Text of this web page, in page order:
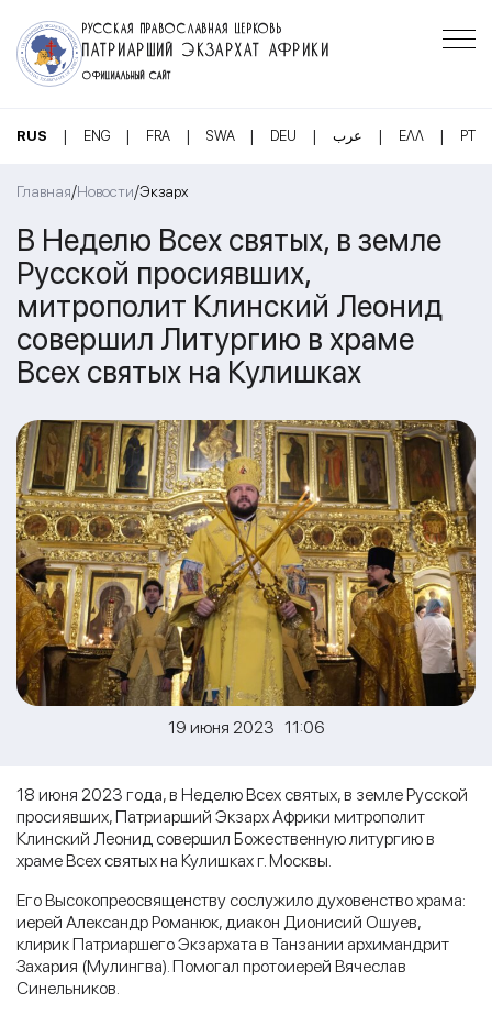
РУССКАЯ ПРАВОСЛАВНАЯ ЦЕРКОВЬ
ПАТРИАРШИЙ ЭКЗАРХАТ АФРИКИ
ОФИЦИАЛЬНЫЙ САЙТ
RUS | ENG | FRA | SWA | DEU | عرب | ΕΛΛ | PT
Главная/Новости/Экзарх
В Неделю Всех святых, в земле
Русской просиявших,
митрополит Клинский Леонид
совершил Литургию в храме
Всех святых на Кулишках
19 июня 2023 11:06
18 июня 2023 года, в Неделю Всех святых, в земле Русской
просиявших, Патриарший Экзарх Африки митрополит
Клинский Леонид совершил Божественную литургию в
храме Всех святых на Кулишках г. Москвы.
Его Высокопреосвященству сослужило духовенство храма:
иерей Александр Романюк, диакон Дионисий Ошуев,
клирик Патриаршего Экзархата в Танзании архимандрит
Захария (Мулингва). Помогал протоиерей Вячеслав
Синельников.